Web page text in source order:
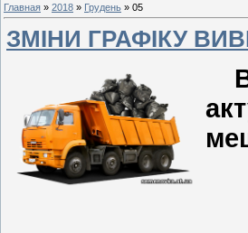
Главная » 2018 » Грудень » 05
ЗМІНИ ГРАФІКУ